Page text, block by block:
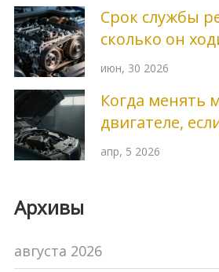
Срок службы
сколько он
менять
июн, 30 2026
Когда менять
двигателе,
маленький:
апр, 5 2026
Архивы
августа 2026